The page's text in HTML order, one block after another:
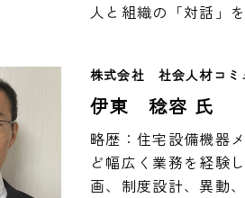
人と組織の「対話」
株式会社　社会人材コ
伊東 稔容 氏
略歴：住宅設備機器
ど幅広く業務を経験
画、制度設計、異動